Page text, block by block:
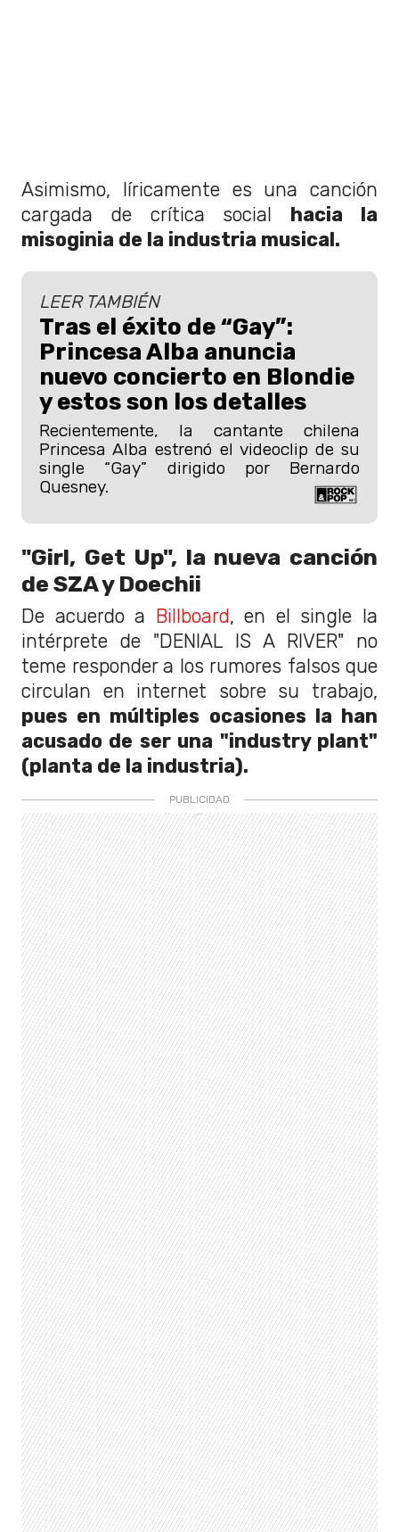
Asimismo, líricamente es una canción
cargada de crítica social hacia la
misoginia de la industria musical.
LEER TAMBIÉN
Tras el éxito de “Gay”:
Princesa Alba anuncia
nuevo concierto en Blondie
y estos son los detalles
Recientemente, la cantante chilena
Princesa Alba estrenó el videoclip de su
single “Gay” dirigido por Bernardo
Quesney.
"Girl, Get Up", la nueva canción
de SZA y Doechii
De acuerdo a Billboard, en el single la
intérprete de "DENIAL IS A RIVER" no
teme responder a los rumores falsos que
circulan en internet sobre su trabajo,
pues en múltiples ocasiones la han
acusado de ser una "industry plant"
(planta de la industria).